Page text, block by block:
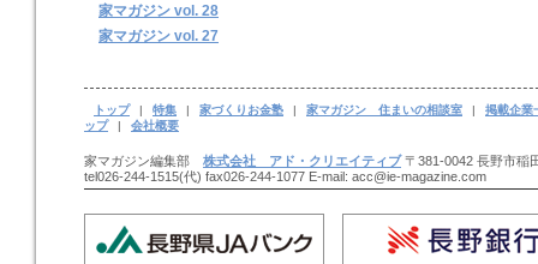
家マガジン vol. 28
家マガジン vol. 27
トップ | 特集 | 家づくりお金塾 | 家マガジン 住まいの相談室 |
掲載企業
ップ
| 会社概要
家マガジン編集部 株式会社 アド・クリエイティブ〒381-0042 長野市稲
tel026-244-1515(代) fax026-244-1077 E-mail: acc@ie-magazine.com